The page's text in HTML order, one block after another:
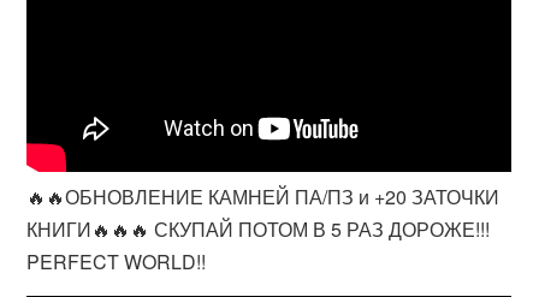
🔥🔥ОБНОВЛЕНИЕ КАМНЕЙ ПА/ПЗ и +20 ЗАТОЧКИ
КНИГИ🔥🔥🔥 СКУПАЙ ПОТОМ В 5 РАЗ ДОРОЖЕ!!!
PERFECT WORLD!!